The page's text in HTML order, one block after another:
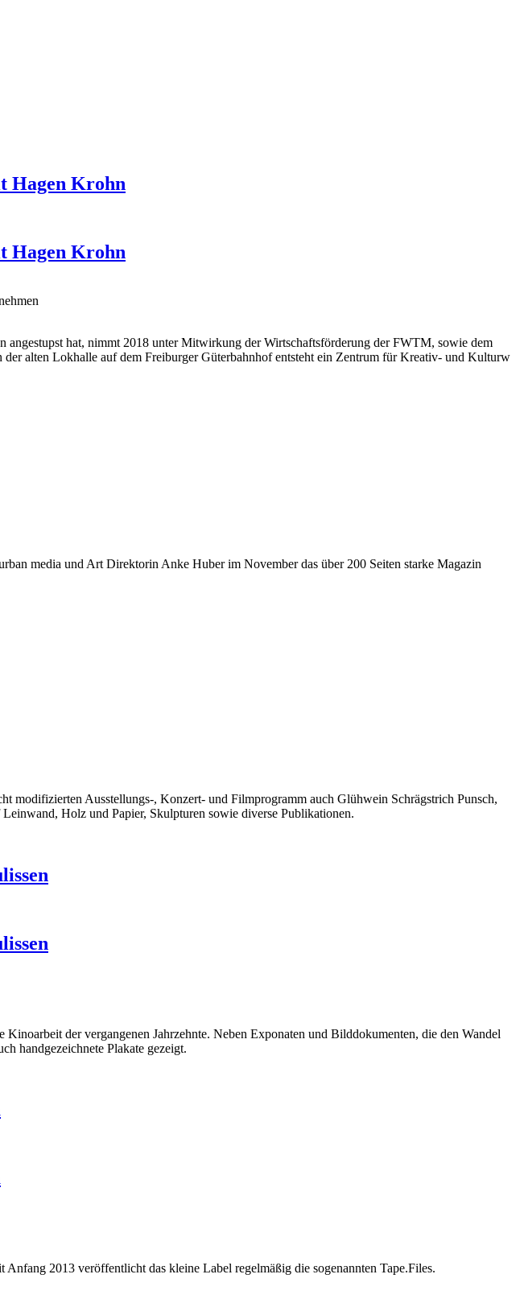
Hagen Krohn
Hagen Krohn
hat, nimmt 2018 unter Mitwirkung der Wirtschaftsförderung der FWTM, sowie dem
alten Lokhalle auf dem Freiburger Güterbahnhof entsteht ein Zentrum für Kreativ- und Kulturw
media und Art Direktorin Anke Huber im November das über 200 Seiten starke Magazin
modifizierten Ausstellungs-, Konzert- und Filmprogramm auch Glühwein Schrägstrich Punsch,
Holz und Papier, Skulpturen sowie diverse Publikationen.
der vergangenen Jahrzehnte. Neben Exponaten und Bilddokumenten, die den Wandel
handgezeichnete Plakate gezeigt.
2013 veröffentlicht das kleine Label regelmäßig die sogenannten Tape.Files.